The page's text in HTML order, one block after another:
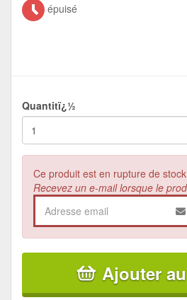
épuisé
Quantitï¿½
Ce produit est en rupture de
Recevez un e-mail lorsque le
Ajouter